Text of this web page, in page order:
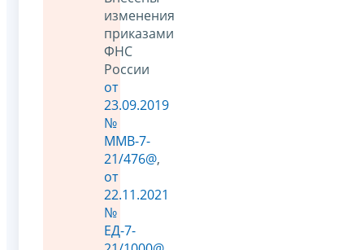
изменения
приказами
ФНС
России
от
23.09.2019
№
ММВ-7-
21/476@,
от
22.11.2021
№
ЕД-7-